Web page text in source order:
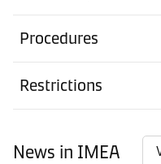
Procedures
Restrictions
News in IMEA